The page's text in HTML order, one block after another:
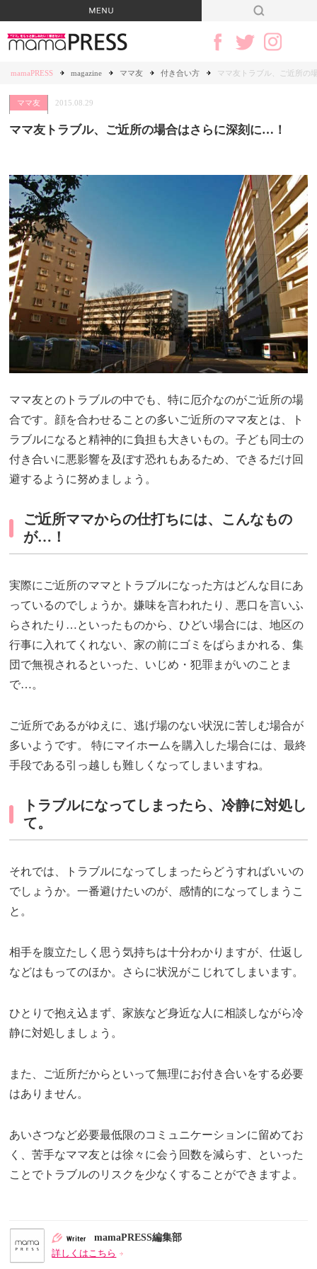
mamaPRESS magazine ママ友 付き合い方 ママ友トラブル、ご近所の
ママ友 2015.08.29
ママ友トラブル、ご近所の場合はさらに深刻に…！
ママ友とのトラブルの中でも、特に厄介なのがご近所の場
合です。顔を合わせることの多いご近所のママ友とは、ト
ラブルになると精神的に負担も大きいもの。子ども同士の
付き合いに悪影響を及ぼす恐れもあるため、できるだけ回
避するように努めましょう。
ご近所ママからの仕打ちには、こんなもの
が…！
実際にご近所のママとトラブルになった方はどんな目にあ
っているのでしょうか。嫌味を言われたり、悪口を言いふ
らされたり…といったものから、ひどい場合には、地区の
行事に入れてくれない、家の前にゴミをばらまかれる、集
団で無視されるといった、いじめ・犯罪まがいのことま
で…。
ご近所であるがゆえに、逃げ場のない状況に苦しむ場合が
多いようです。 特にマイホームを購入した場合には、最終
手段である引っ越しも難しくなってしまいますね。
トラブルになってしまったら、冷静に対処し
て。
それでは、トラブルになってしまったらどうすればいいの
でしょうか。一番避けたいのが、感情的になってしまうこ
と。
相手を腹立たしく思う気持ちは十分わかりますが、仕返し
などはもってのほか。さらに状況がこじれてしまいます。
ひとりで抱え込まず、家族など身近な人に相談しながら冷
静に対処しましょう。
また、ご近所だからといって無理にお付き合いをする必要
はありません。
あいさつなど必要最低限のコミュニケーションに留めてお
く、苦手なママ友とは徐々に会う回数を減らす、といった
ことでトラブルのリスクを少なくすることができますよ。
mamaPRESS編集部
詳しくはこちら